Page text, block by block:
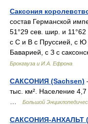
Саксония
состав Германской
51°29 сев. шир. и 11°62
с С и В с Пруссией, с
Баварией, с З с
Брокгауза и И.А. Ефрона
САКСОНИЯ (Sachsen)
тыс. км². Население
Большой
САКСОНИЯ-АНХАЛЬТ